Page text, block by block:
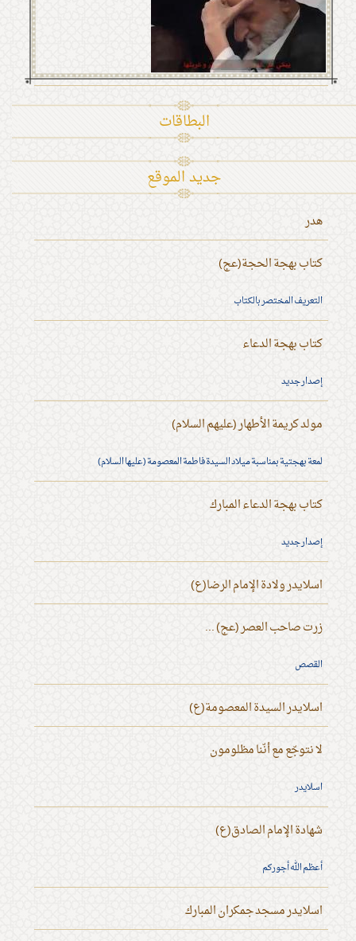
البطاقات
جديد الموقع
هدر
كتاب بهجة الحجة(عج)
التعريف المختصر بالكتاب
كتاب بهجة الدعاء
إصدار جديد
مولد كريمة الأطهار (عليهم السلام)
لمعة بهجتية بمناسبة ميلاد السيدة فاطمة المعصومة (عليها السلام)
كتاب بهجة الدعاء المبارك
إصدار جديد
اسلايدر ولادة الإمام الرضا(ع)
زرت صاحب العصر (عج) ...
القصص
اسلايدر السيدة المعصومة(ع)
لا نتوجّع مع أنّنا مظلومون
اسلايدر
شهادة الإمام الصادق(ع)
أعظم الله أجوركم
اسلايدر مسجد جمكران المبارك